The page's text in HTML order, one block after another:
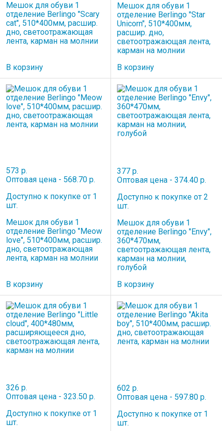
Мешок для обуви 1
отделение Berlingo "Scary
cat", 510*400мм, расшир.
дно, светоотражающая
лента, карман на молнии
В корзину
Мешок для обуви 1
отделение Berlingo "Star
Unicorn", 510*400мм,
расшир. дно,
светоотражающая лента,
карман на молнии
В корзину
573 р.
Оптовая цена - 568.70 р.
Доступно к покупке от 1
шт.
Мешок для обуви 1
отделение Berlingo "Meow
love", 510*400мм, расшир.
дно, светоотражающая
лента, карман на молнии
В корзину
377 р.
Оптовая цена - 374.40 р.
Доступно к покупке от 2
шт.
Мешок для обуви 1
отделение Berlingo "Envy",
360*470мм,
светоотражающая лента,
карман на молнии,
голубой
В корзину
326 р.
Оптовая цена - 323.50 р.
Доступно к покупке от 1
шт.
602 р.
Оптовая цена - 597.80 р.
Доступно к покупке от 1
шт.